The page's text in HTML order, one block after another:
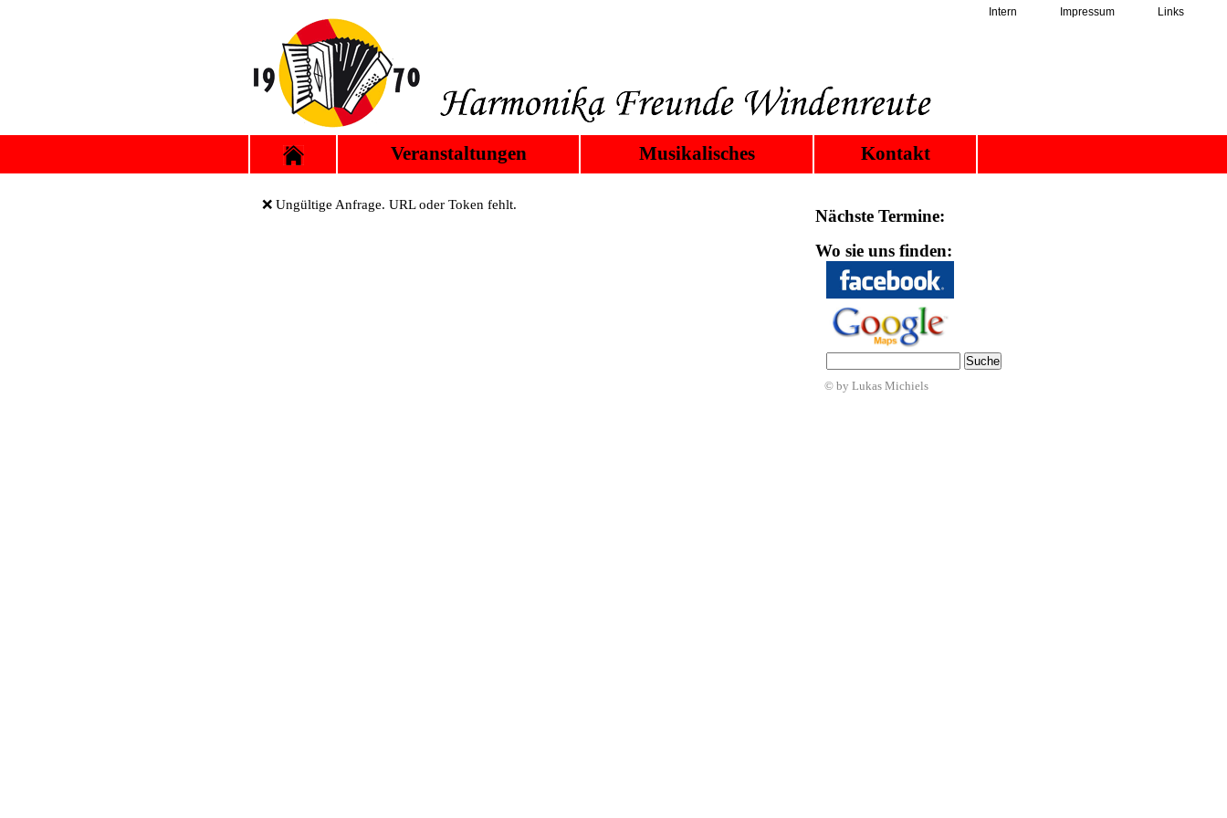
Intern Impressum Links
Veranstaltungen Musikalisches Kontakt
❌ Ungültige Anfrage. URL oder Token fehlt.
Nächste Termine:
Wo sie uns finden:
© by Lukas Michiels